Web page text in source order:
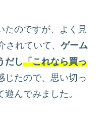
たのですが、よく見
されていて、 ゲーム
だし「これなら買っ
じたので、思い切っ
んでみました。